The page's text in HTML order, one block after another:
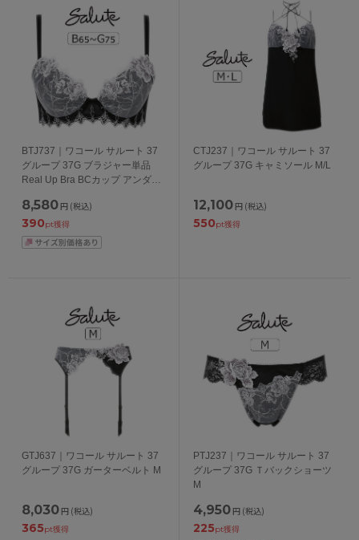
BTJ737｜ワコール サルート 37
グループ 37G ブラジャー単品
Real Up Bra BCカップ アンダー
8,580 円 (税込)
390pt獲得
CTJ237｜ワコール サルート 37
グループ 37G キャミソール M/L
12,100 円 (税込)
550pt獲得
GTJ637｜ワコール サルート 37
グループ 37G ガーターベルト M
8,030 円 (税込)
365pt獲得
PTJ237｜ワコール サルート 37
グループ 37G Ｔバックショーツ
M
4,950 円 (税込)
225pt獲得